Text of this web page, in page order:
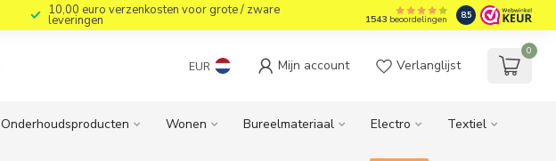
10,00 euro verzenkosten voor grote / zware
leveringen 1543beoordelingen 8.5
EUR Mijn account Verlanglijst
0
Onderhoudsproducten Wonen Bureelmateriaal Electro Textiel